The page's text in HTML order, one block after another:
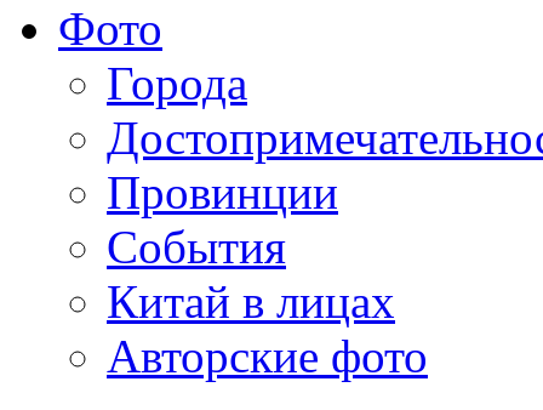
Фото
Города
Провинции
События
Китай в лицах
Авторские фото